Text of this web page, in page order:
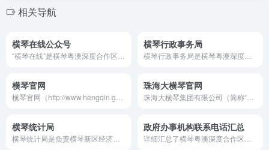
相关导航
横琴在线公众号 横琴行政事务局
横琴官网 珠海大横琴官网
横琴统计局 政府办事机构联系电话汇总